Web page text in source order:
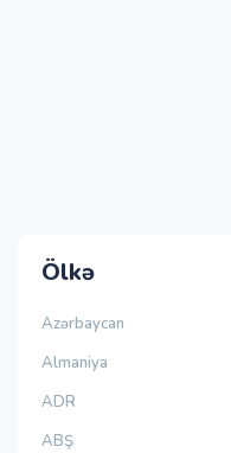
Ölkə
Azərbaycan
Almaniya
ADR
ABŞ